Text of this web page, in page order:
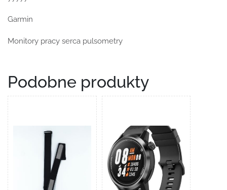
Garmin
Monitory pracy serca pulsometry
Podobne produkty